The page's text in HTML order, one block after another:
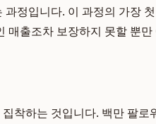
정입니다. 이 과정의 가장
매출조차 보장하지 못할 뿐만
착하는 것입니다. 백만 팔로